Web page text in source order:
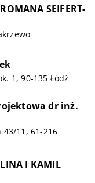
SEIFERT-
1, 90-135 Łódź
dr inż.
43/11, 61-216
I KAMIL